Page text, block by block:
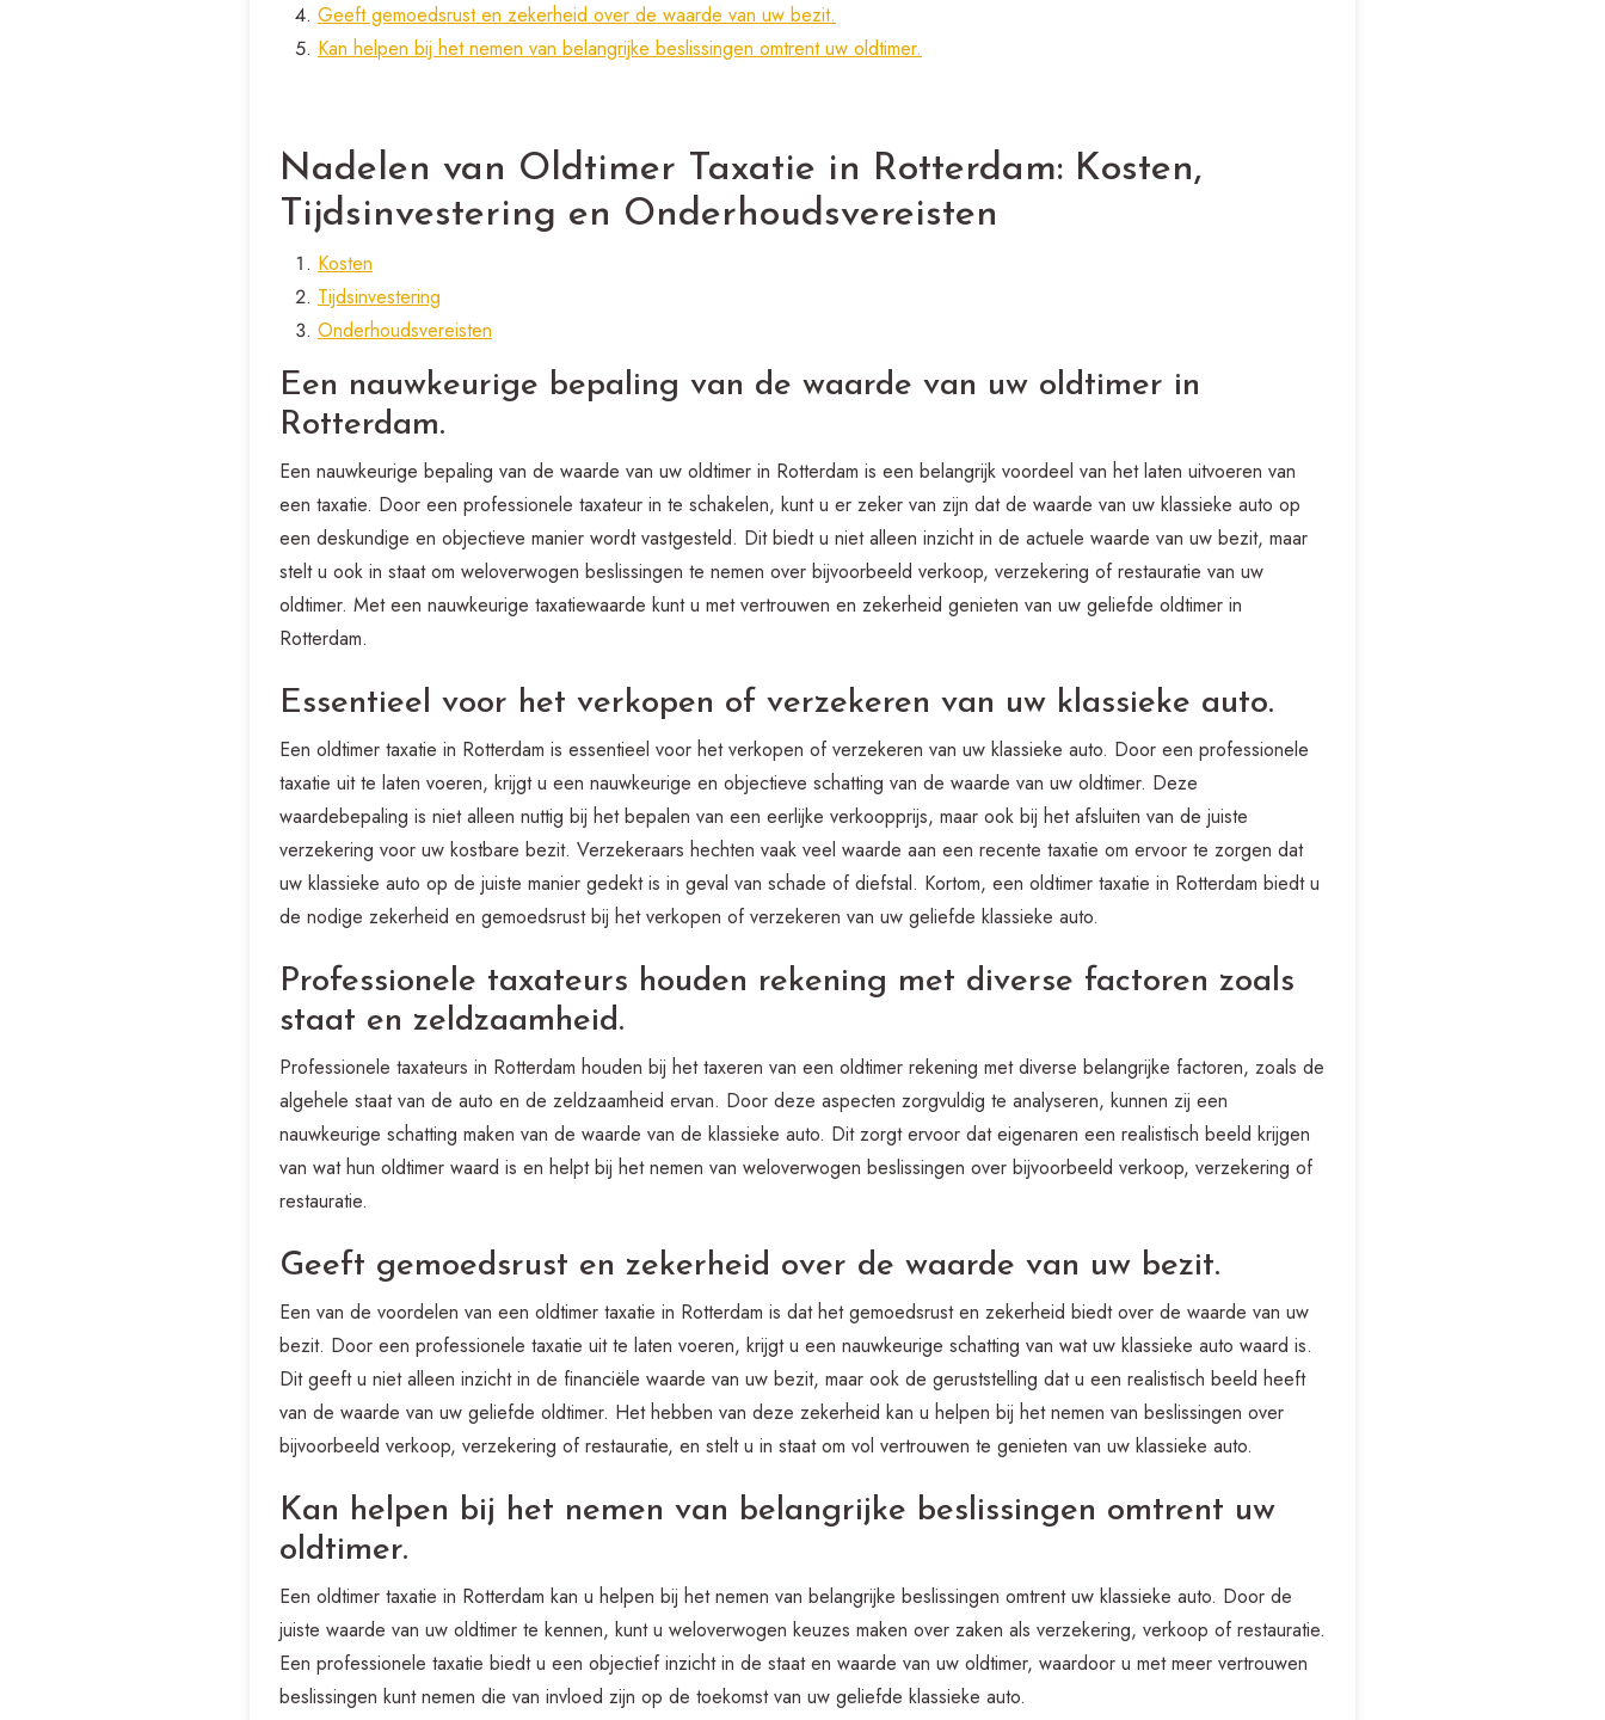
Geeft gemoedsrust en zekerheid over de waarde van uw bezit.
Kan helpen bij het nemen van belangrijke beslissingen omtrent uw oldtimer.
Nadelen van Oldtimer Taxatie in Rotterdam: Kosten,
Tijdsinvestering en Onderhoudsvereisten
Kosten
Tijdsinvestering
Onderhoudsvereisten
Een nauwkeurige bepaling van de waarde van uw oldtimer in
Rotterdam.
Een nauwkeurige bepaling van de waarde van uw oldtimer in Rotterdam is een belangrijk voordeel van het laten uitvoeren van
een taxatie. Door een professionele taxateur in te schakelen, kunt u er zeker van zijn dat de waarde van uw klassieke auto op
een deskundige en objectieve manier wordt vastgesteld. Dit biedt u niet alleen inzicht in de actuele waarde van uw bezit, maar
stelt u ook in staat om weloverwogen beslissingen te nemen over bijvoorbeeld verkoop, verzekering of restauratie van uw
oldtimer. Met een nauwkeurige taxatiewaarde kunt u met vertrouwen en zekerheid genieten van uw geliefde oldtimer in
Rotterdam.
Essentieel voor het verkopen of verzekeren van uw klassieke auto.
Een oldtimer taxatie in Rotterdam is essentieel voor het verkopen of verzekeren van uw klassieke auto. Door een professionele
taxatie uit te laten voeren, krijgt u een nauwkeurige en objectieve schatting van de waarde van uw oldtimer. Deze
waardebepaling is niet alleen nuttig bij het bepalen van een eerlijke verkoopprijs, maar ook bij het afsluiten van de juiste
verzekering voor uw kostbare bezit. Verzekeraars hechten vaak veel waarde aan een recente taxatie om ervoor te zorgen dat
uw klassieke auto op de juiste manier gedekt is in geval van schade of diefstal. Kortom, een oldtimer taxatie in Rotterdam biedt u
de nodige zekerheid en gemoedsrust bij het verkopen of verzekeren van uw geliefde klassieke auto.
Professionele taxateurs houden rekening met diverse factoren zoals
staat en zeldzaamheid.
Professionele taxateurs in Rotterdam houden bij het taxeren van een oldtimer rekening met diverse belangrijke factoren, zoals de
algehele staat van de auto en de zeldzaamheid ervan. Door deze aspecten zorgvuldig te analyseren, kunnen zij een
nauwkeurige schatting maken van de waarde van de klassieke auto. Dit zorgt ervoor dat eigenaren een realistisch beeld krijgen
van wat hun oldtimer waard is en helpt bij het nemen van weloverwogen beslissingen over bijvoorbeeld verkoop, verzekering of
restauratie.
Geeft gemoedsrust en zekerheid over de waarde van uw bezit.
Een van de voordelen van een oldtimer taxatie in Rotterdam is dat het gemoedsrust en zekerheid biedt over de waarde van uw
bezit. Door een professionele taxatie uit te laten voeren, krijgt u een nauwkeurige schatting van wat uw klassieke auto waard is.
Dit geeft u niet alleen inzicht in de financiële waarde van uw bezit, maar ook de geruststelling dat u een realistisch beeld heeft
van de waarde van uw geliefde oldtimer. Het hebben van deze zekerheid kan u helpen bij het nemen van beslissingen over
bijvoorbeeld verkoop, verzekering of restauratie, en stelt u in staat om vol vertrouwen te genieten van uw klassieke auto.
Kan helpen bij het nemen van belangrijke beslissingen omtrent uw
oldtimer.
Een oldtimer taxatie in Rotterdam kan u helpen bij het nemen van belangrijke beslissingen omtrent uw klassieke auto. Door de
juiste waarde van uw oldtimer te kennen, kunt u weloverwogen keuzes maken over zaken als verzekering, verkoop of restauratie.
Een professionele taxatie biedt u een objectief inzicht in de staat en waarde van uw oldtimer, waardoor u met meer vertrouwen
beslissingen kunt nemen die van invloed zijn op de toekomst van uw geliefde klassieke auto.